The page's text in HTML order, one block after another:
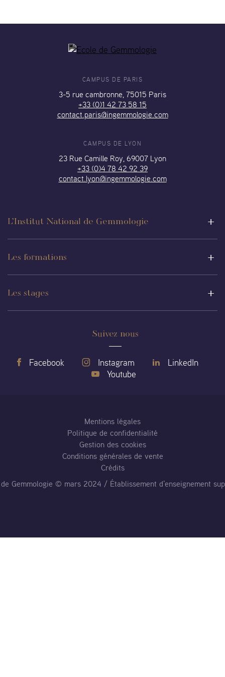
CAMPUS DE PARIS
3-5 rue cambronne, 75015 Paris
+33 (0)1 42 73 58 15
contact.paris@ingemmologie.com
CAMPUS DE LYON
23 Rue Camille Roy, 69007 Lyon
+33 (0)4 78 42 92 39
contact.lyon@ingemmologie.com
L’Institut National de Gemmologie
Les formations
Les stages
Suivez nous
Facebook Instagram
LinkedIn
Youtube
Mentions légales
Politique de confidentialité
Gestion des cookies
Conditions générales de vente
Crédits
Gemmologie © mars 2024 / Établissement d'enseignement